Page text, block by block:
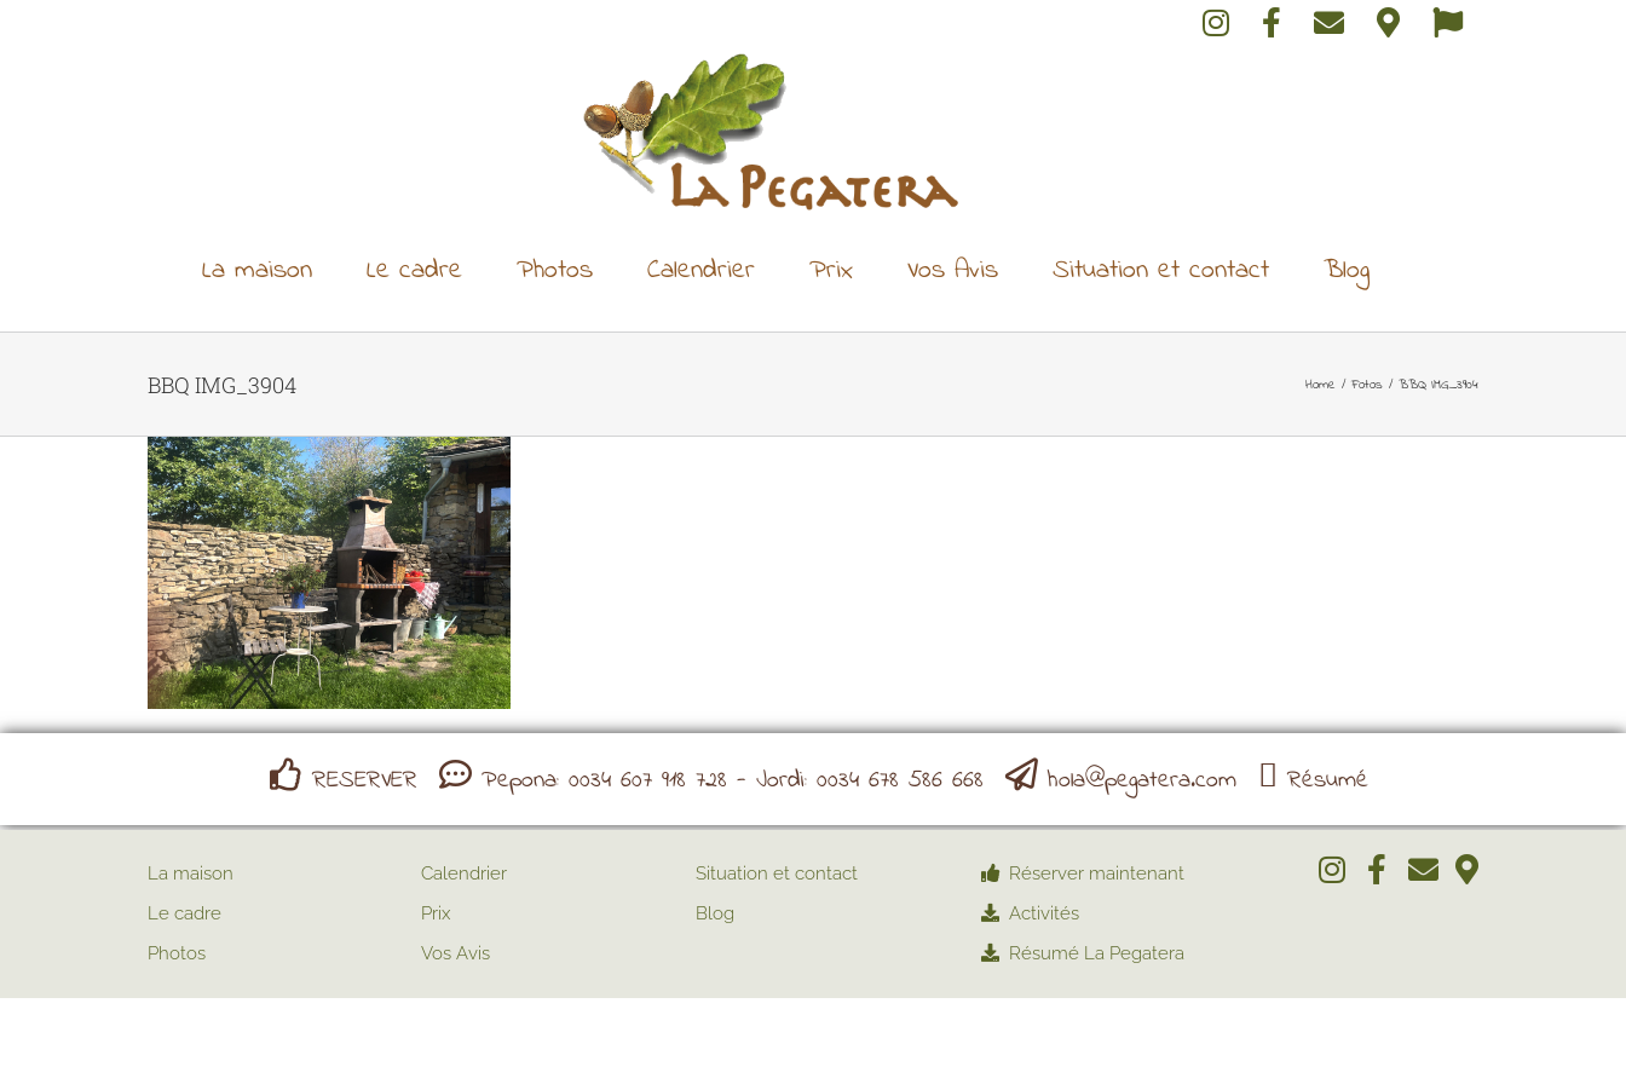
La maison Le cadre Photos Calendrier Prix Vos Avis Situation et contact Blog
BBQ IMG_3904 Home / Fotos / BBQ IMG_3904
RESERVER Pepona: 0034 607 918 728 - Jordi: 0034 678 586 668 hola@pegatera.com Résumé
La maison
Le cadre
Photos
Calendrier
Prix
Vos Avis
Situation et contact
Blog
Réserver maintenant
Activités
Résumé La Pegatera